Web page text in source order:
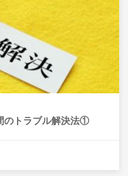
のトラブル解決法①